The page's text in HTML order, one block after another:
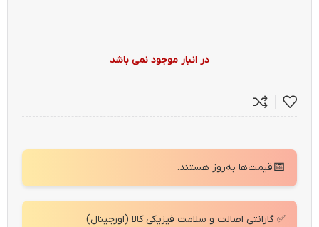
در انبار موجود نمی باشد
📅قیمت‌ها به‌روز هستند.
✅ گارانتی اصالت و سلامت فیزیکی کالا (اورجینال)